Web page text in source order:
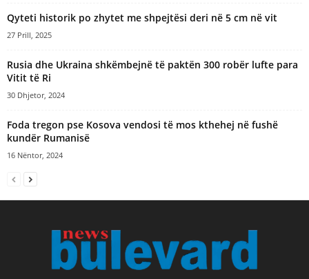
Qyteti historik po zhytet me shpejtësi deri në 5 cm në vit
27 Prill, 2025
Rusia dhe Ukraina shkëmbejnë të paktën 300 robër lufte para
Vitit të Ri
30 Dhjetor, 2024
Foda tregon pse Kosova vendosi të mos kthehej në fushë
kundër Rumanisë
16 Nëntor, 2024